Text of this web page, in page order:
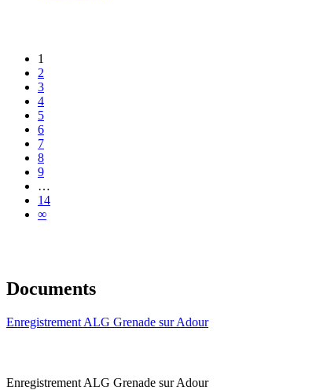
1
2
3
4
5
6
7
8
9
…
14
∞
Documents
Enregistrement ALG Grenade sur Adour
Enregistrement ALG Grenade sur Adour